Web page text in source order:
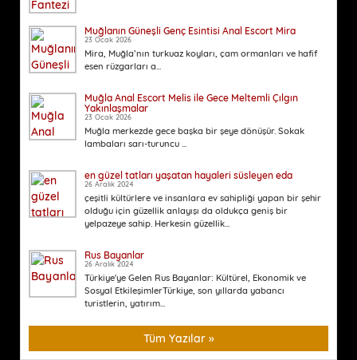
Muğlanın Güneşli Genç Esintisi Anal Escort Mira
23 Ocak 2026
Mira, Muğla’nın turkuaz koyları, çam ormanları ve hafif
esen rüzgarları a...
Muğla Anal Escort Melis ile Gece Meltemli Çılgın
Yakınlaşmalar
23 Ocak 2026
Muğla merkezde gece başka bir şeye dönüşür. Sokak
lambaları sarı-turuncu ...
en güzel tatları yaşatan hayaleri süsleyen eda
26 Aralık 2024
çeşitli kültürlere ve insanlara ev sahipliği yapan bir şehir
olduğu için güzellik anlayışı da oldukça geniş bir
yelpazeye sahip. Herkesin güzellik...
Rus Bayanlar
26 Aralık 2024
Türkiye'ye Gelen Rus Bayanlar: Kültürel, Ekonomik ve
Sosyal EtkileşimlerTürkiye, son yıllarda yabancı
turistlerin, yatırım...
Tüm Yazılar »